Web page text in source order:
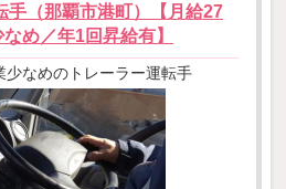
手（那覇市港町）【月給27
め／年1回昇給有】
なめのトレーラー運転手